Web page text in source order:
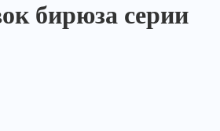
бирюза серии